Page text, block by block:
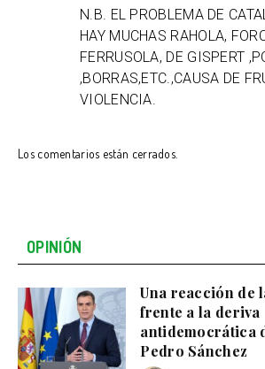
N.B. EL PROBLEMA DE
HAY MUCHAS RAHOLA,
FERRUSOLA, DE GISPERT
,BORRAS,ETC.,CAUSA DE
VIOLENCIA.
Los comentarios están cerrados.
OPINIÓN
Una reacción de
frente a la deriva
antidemocrática
Pedro Sánchez